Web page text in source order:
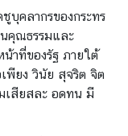
บุคลากรของกระทร
คุณธรรมและ
น้าที่ของรัฐ ภายใต้
พียง วินัย สุจริต จิต
เสียสละ อดทน มี